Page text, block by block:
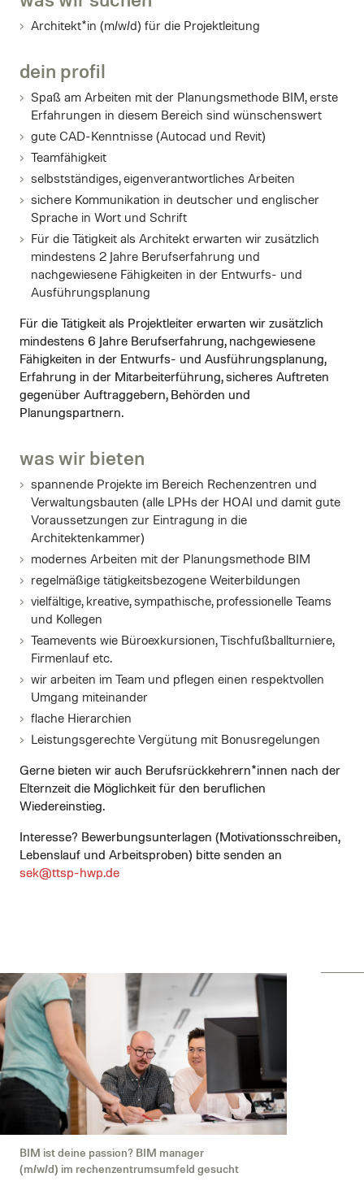
Architekt*in (m/w/d) für die Projektleitung
dein profil
Spaß am Arbeiten mit der Planungsmethode BIM, erste
Erfahrungen in diesem Bereich sind wünschenswert
gute CAD-Kenntnisse (Autocad und Revit)
Teamfähigkeit
selbstständiges, eigenverantwortliches Arbeiten
sichere Kommunikation in deutscher und englischer
Sprache in Wort und Schrift
Für die Tätigkeit als Architekt erwarten wir zusätzlich
mindestens 2 Jahre Berufserfahrung und
nachgewiesene Fähigkeiten in der Entwurfs- und
Ausführungsplanung
Für die Tätigkeit als Projektleiter erwarten wir zusätzlich
mindestens 6 Jahre Berufserfahrung, nachgewiesene
Fähigkeiten in der Entwurfs- und Ausführungsplanung,
Erfahrung in der Mitarbeiterführung, sicheres Auftreten
gegenüber Auftraggebern, Behörden und
Planungspartnern.
was wir bieten
spannende Projekte im Bereich Rechenzentren und
Verwaltungsbauten (alle LPHs der HOAI und damit gute
Voraussetzungen zur Eintragung in die
Architektenkammer)
modernes Arbeiten mit der Planungsmethode BIM
regelmäßige tätigkeitsbezogene Weiterbildungen
vielfältige, kreative, sympathische, professionelle Teams
und Kollegen
Teamevents wie Büroexkursionen, Tischfußballturniere,
Firmenlauf etc.
wir arbeiten im Team und pflegen einen respektvollen
Umgang miteinander
flache Hierarchien
Leistungsgerechte Vergütung mit Bonusregelungen
Gerne bieten wir auch Berufsrückkehrern*innen nach der
Elternzeit die Möglichkeit für den beruflichen
Wiedereinstieg.
Interesse? Bewerbungsunterlagen (Motivationsschreiben,
Lebenslauf und Arbeitsproben) bitte senden an
sek@ttsp-hwp.de
BIM ist deine passion? BIM manager
(m/w/d) im rechenzentrumsumfeld gesucht